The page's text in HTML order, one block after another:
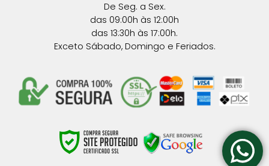
De Seg. a Sex.
das 09:00h às 12:00h
das 13:30h às 17:00h.
Exceto Sábado, Domingo e Feriados.